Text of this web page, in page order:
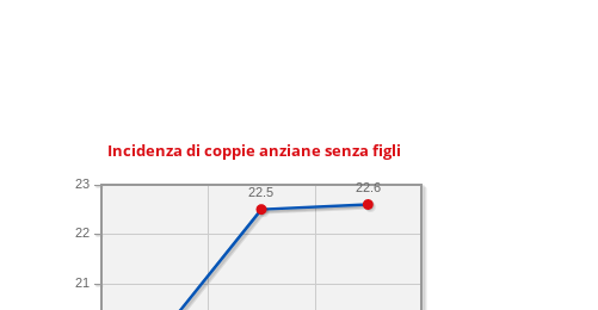
Incidenza di coppie anziane senza figli
21
22
23 22.6
22.5